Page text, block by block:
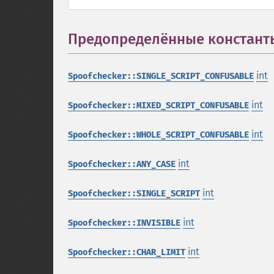
Предопределённые
Spoofchecker::SINGLE_SCRIPT_CONFUSABLE int
Spoofchecker::MIXED_SCRIPT_CONFUSABLE int
Spoofchecker::WHOLE_SCRIPT_CONFUSABLE int
Spoofchecker::ANY_CASE int
Spoofchecker::SINGLE_SCRIPT int
Spoofchecker::INVISIBLE int
Spoofchecker::CHAR_LIMIT int